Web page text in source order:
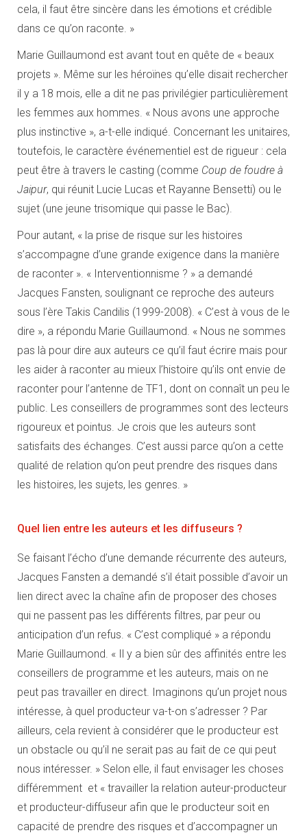
cela, il faut être sincère dans les émotions et crédible
dans ce qu’on raconte. »
Marie Guillaumond est avant tout en quête de « beaux
projets ». Même sur les héroïnes qu’elle disait rechercher
il y a 18 mois, elle a dit ne pas privilégier particulièrement
les femmes aux hommes. « Nous avons une approche
plus instinctive », a-t-elle indiqué. Concernant les unitaires,
toutefois, le caractère événementiel est de rigueur : cela
peut être à travers le casting (comme Coup de foudre à
Jaipur, qui réunit Lucie Lucas et Rayanne Bensetti) ou le
sujet (une jeune trisomique qui passe le Bac).
Pour autant, « la prise de risque sur les histoires
s’accompagne d’une grande exigence dans la manière
de raconter ». « Interventionnisme ? » a demandé
Jacques Fansten, soulignant ce reproche des auteurs
sous l’ère Takis Candilis (1999-2008). « C’est à vous de le
dire », a répondu Marie Guillaumond. « Nous ne sommes
pas là pour dire aux auteurs ce qu’il faut écrire mais pour
les aider à raconter au mieux l’histoire qu’ils ont envie de
raconter pour l’antenne de TF1, dont on connaît un peu le
public. Les conseillers de programmes sont des lecteurs
rigoureux et pointus. Je crois que les auteurs sont
satisfaits des échanges. C’est aussi parce qu’on a cette
qualité de relation qu’on peut prendre des risques dans
les histoires, les sujets, les genres. »
Quel lien entre les auteurs et les diffuseurs ?
Se faisant l’écho d’une demande récurrente des auteurs,
Jacques Fansten a demandé s’il était possible d’avoir un
lien direct avec la chaîne afin de proposer des choses
qui ne passent pas les différents filtres, par peur ou
anticipation d’un refus. « C’est compliqué » a répondu
Marie Guillaumond. « Il y a bien sûr des affinités entre les
conseillers de programme et les auteurs, mais on ne
peut pas travailler en direct. Imaginons qu’un projet nous
intéresse, à quel producteur va-t-on s’adresser ? Par
ailleurs, cela revient à considérer que le producteur est
un obstacle ou qu’il ne serait pas au fait de ce qui peut
nous intéresser. » Selon elle, il faut envisager les choses
différemment et « travailler la relation auteur-producteur
et producteur-diffuseur afin que le producteur soit en
capacité de prendre des risques et d’accompagner un